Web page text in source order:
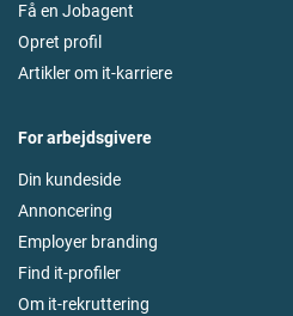
Få en Jobagent
Opret profil
Artikler om it-karriere
For arbejdsgivere
Din kundeside
Annoncering
Employer branding
Find it-profiler
Om it-rekruttering